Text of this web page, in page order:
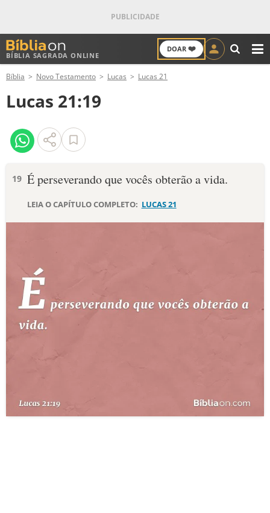
BÍBLIA SAGRADA ONLINE
DOAR ❤️
ANTIGO TESTAMENTO
NOVO TESTAMENTO
VERSÍCULOS
VERSÍCULO DO DIA
PALAVRA DO DIA
10 MANDAMENTOS
ESTUDOS BÍBLICOS
ESBOÇOS DE PREGAÇÃO
PERGUNTE À BÍBLIA IA
Bíblia Novo Testamento Lucas Lucas 21
Lucas 21:19
19 É perseverando que vocês obterão a vida.
LEIA O CAPÍTULO COMPLETO: LUCAS 21